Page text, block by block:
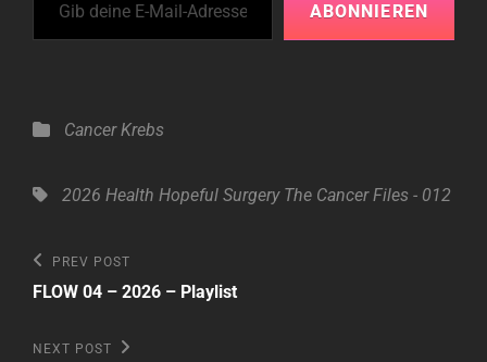
ABONNIEREN
Categories
Cancer Krebs
Tags,2026 Health Hopeful Surgery The Cancer Files - 012
Beitragsnavigation
Previous
Post
PREV POST
FLOW 04 – 2026 – Playlist
Next
NEXT POST